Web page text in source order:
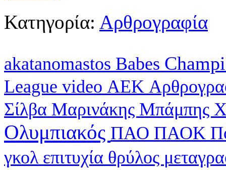
Κατηγορία: Αρθρογραφία
akatanomastos Babes
League video ΑΕΚ
Σίλβα Μαρινάκης Μπάμπης
Ολυμπιακός ΠΑΟ ΠΑΟΚ
γκολ επιτυχία θρύλος